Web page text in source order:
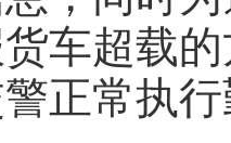
车超载
正常执